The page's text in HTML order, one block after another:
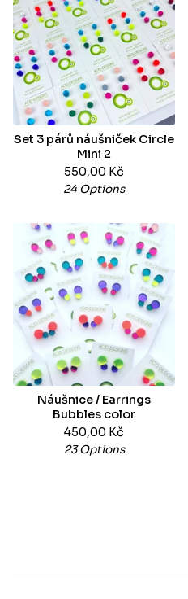
Set 3 párů náušniček Circle
Mini 2
550,00 Kč
24 Options
Náušnice / Earrings
Bubbles color
450,00 Kč
23 Options